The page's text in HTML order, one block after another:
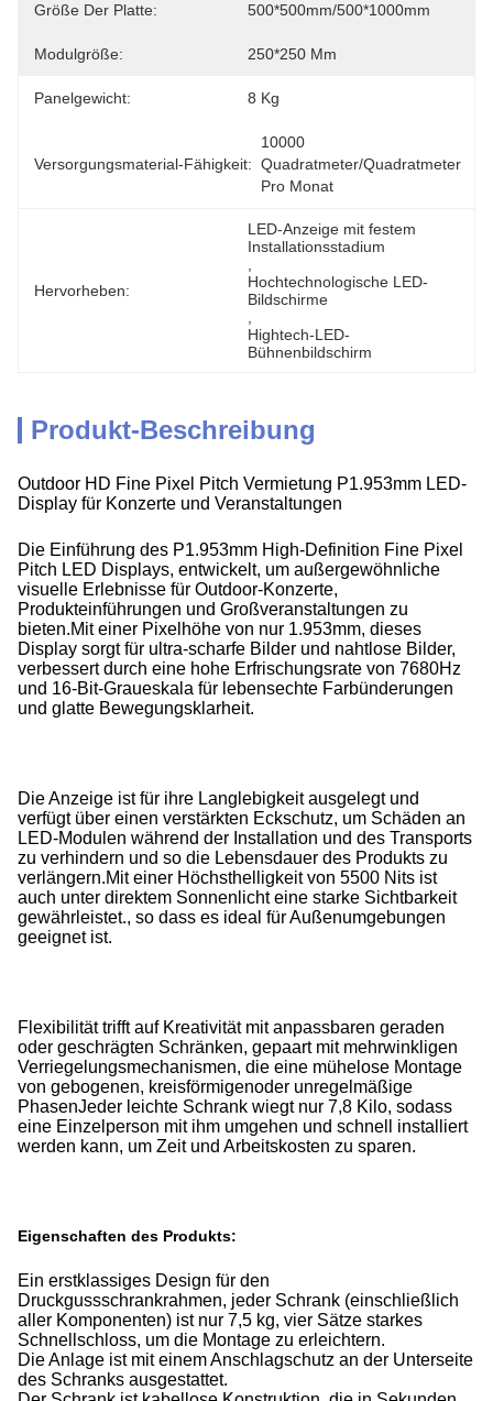
Größe Der Platte: 500*500mm/500*1000mm
Modulgröße: 250*250 Mm
Panelgewicht: 8 Kg
Versorgungsmaterial-Fähigkeit:
10000
Quadratmeter/Quadratmeter
Pro Monat
Hervorheben:
LED-Anzeige mit festem
Installationsstadium
Hochtechnologische LED-
Bildschirme
Hightech-LED-
Bühnenbildschirm
Produkt-Beschreibung
Outdoor HD Fine Pixel Pitch Vermietung P1.953mm LED-
Display für Konzerte und Veranstaltungen
Die Einführung des P1.953mm High-Definition Fine Pixel
Pitch LED Displays, entwickelt, um außergewöhnliche
visuelle Erlebnisse für Outdoor-Konzerte,
Produkteinführungen und Großveranstaltungen zu
bieten.Mit einer Pixelhöhe von nur 1.953mm, dieses
Display sorgt für ultra-scharfe Bilder und nahtlose Bilder,
verbessert durch eine hohe Erfrischungsrate von 7680Hz
und 16-Bit-Graueskala für lebensechte Farbünderungen
und glatte Bewegungsklarheit.
Die Anzeige ist für ihre Langlebigkeit ausgelegt und
verfügt über einen verstärkten Eckschutz, um Schäden an
LED-Modulen während der Installation und des Transports
zu verhindern und so die Lebensdauer des Produkts zu
verlängern.Mit einer Höchsthelligkeit von 5500 Nits ist
auch unter direktem Sonnenlicht eine starke Sichtbarkeit
gewährleistet., so dass es ideal für Außenumgebungen
geeignet ist.
Flexibilität trifft auf Kreativität mit anpassbaren geraden
oder geschrägten Schränken, gepaart mit mehrwinkligen
Verriegelungsmechanismen, die eine mühelose Montage
von gebogenen, kreisförmigenoder unregelmäßige
PhasenJeder leichte Schrank wiegt nur 7,8 Kilo, sodass
eine Einzelperson mit ihm umgehen und schnell installiert
werden kann, um Zeit und Arbeitskosten zu sparen.
Eigenschaften des Produkts:
Ein erstklassiges Design für den
Druckgussschrankrahmen, jeder Schrank (einschließlich
aller Komponenten) ist nur 7,5 kg, vier Sätze starkes
Schnellschloss, um die Montage zu erleichtern.
Die Anlage ist mit einem Anschlagschutz an der Unterseite
des Schranks ausgestattet.